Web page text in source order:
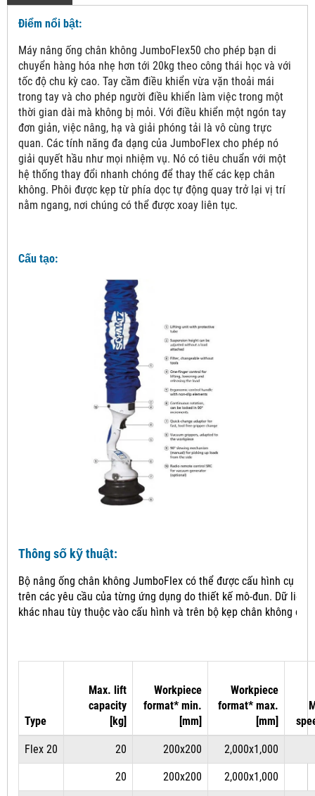
Điểm nổi bật:
Máy nâng ống chân không JumboFlex50 cho phép bạn di
chuyển hàng hóa nhẹ hơn tới 20kg theo công thái học và với
tốc độ chu kỳ cao. Tay cầm điều khiển vừa vặn thoải mái
trong tay và cho phép người điều khiển làm việc trong một
thời gian dài mà không bị mỏi. Với điều khiển một ngón tay
đơn giản, việc nâng, hạ và giải phóng tải là vô cùng trực
quan. Các tính năng đa dạng của JumboFlex cho phép nó
giải quyết hầu như mọi nhiệm vụ. Nó có tiêu chuẩn với một
hệ thống thay đổi nhanh chóng để thay thế các kẹp chân
không. Phôi được kẹp từ phía dọc tự động quay trở lại vị trí
nằm ngang, nơi chúng có thể được xoay liên tục.
Cấu tạo:
Thông số kỹ thuật:
Bộ nâng ống chân không JumboFlex có thể được cấu hình cụ thể
trên các yêu cầu của từng ứng dụng do thiết kế mô-đun. Dữ liệu
khác nhau tùy thuộc vào cấu hình và trên bộ kẹp chân không
Type
Max. lift
capacity
[kg]
Workpiece
format* min.
[mm]
Workpiece
format* max.
[mm]
Flex 20 20 200x200 2,000x1,000
20 200x200 2,000x1,000